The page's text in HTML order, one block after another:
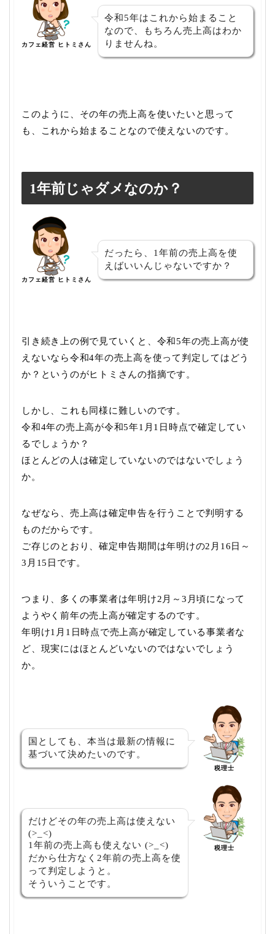
カフェ経営 ヒトミさん
令和5年はこれから始まること
なので、もちろん売上高はわか
りませんね。
このように、その年の売上高を使いたいと思って
も、これから始まることなので使えないのです。
1年前じゃダメなのか？
カフェ経営 ヒトミさん
だったら、1年前の売上高を使
えばいいんじゃないですか？
引き続き上の例で見ていくと、令和5年の売上高が使
えないなら令和4年の売上高を使って判定してはどう
か？というのがヒトミさんの指摘です。
しかし、これも同様に難しいのです。
令和4年の売上高が令和5年1月1日時点で確定してい
るでしょうか？
ほとんどの人は確定していないのではないでしょう
か。
なぜなら、売上高は確定申告を行うことで判明する
ものだからです。
ご存じのとおり、確定申告期間は年明けの2月16日～
3月15日です。
つまり、多くの事業者は年明け2月～3月頃になって
ようやく前年の売上高が確定するのです。
年明け1月1日時点で売上高が確定している事業者な
ど、現実にはほとんどいないのではないでしょう
か。
国としても、本当は最新の情報に
基づいて決めたいのです。
税理士
だけどその年の売上高は使えない
(>_<)
1年前の売上高も使えない (>_<)
だから仕方なく2年前の売上高を使
って判定しようと。
そういうことです。
税理士